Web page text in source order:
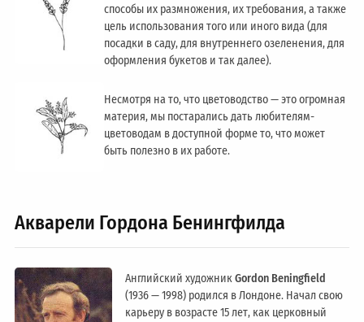
способы их размножения, их требования, а также
цель использования того или иного вида (для
посадки в саду, для внутреннего озеленения, для
оформления букетов и так далее).
Несмотря на то, что цветоводство — это огромная
материя, мы постарались дать любителям-
цветоводам в доступной форме то, что может
быть полезно в их работе.
Акварели Гордона Бенингфилда
Английский художникGordon Beningfield
(1936 — 1998) родился в Лондоне. Начал свою
карьеру в возрасте 15 лет, как церковный